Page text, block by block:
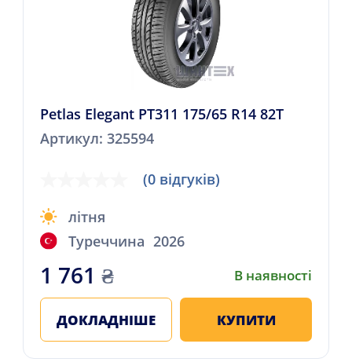
Petlas Elegant PT311 175/65 R14 82T
Артикул: 325594
(0 відгуків)
літня
Туреччина 2026
1 761 ₴ В наявності
ДОКЛАДНІШЕ КУПИТИ